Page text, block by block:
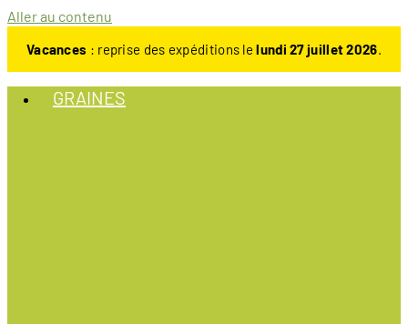
Aller au contenu
Vacances : reprise des expéditions lelundi 27 juillet 2026.
GRAINES